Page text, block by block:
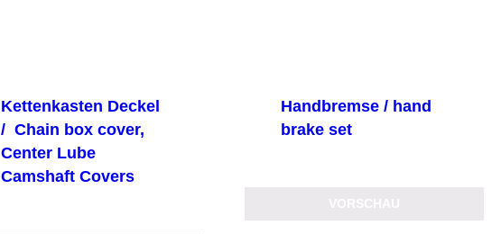
Kettenkasten Deckel
/ Chain box cover,
Center Lube
Camshaft Covers
Handbremse / hand
brake set